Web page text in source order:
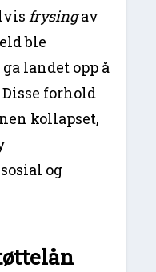
frysingav
ble
landet opp å
forhold
kollapset,
og